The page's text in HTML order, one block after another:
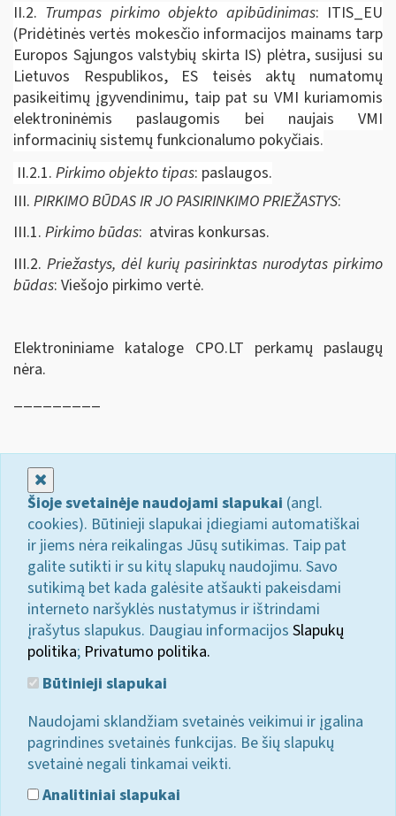
II.2. Trumpas pirkimo objekto apibūdinimas: ITIS_EU
(Pridėtinės vertės mokesčio informacijos mainams tarp
Europos Sąjungos valstybių skirta IS) plėtra, susijusi su
Lietuvos Respublikos, ES teisės aktų numatomų
pasikeitimų įgyvendinimu, taip pat su VMI kuriamomis
elektroninėmis paslaugomis bei naujais VMI
informacinių sistemų funkcionalumo pokyčiais.
II.2.1. Pirkimo objekto tipas: paslaugos.
III. PIRKIMO BŪDAS IR JO PASIRINKIMO PRIEŽASTYS:
III.1. Pirkimo būdas: atviras konkursas.
III.2. Priežastys, dėl kurių pasirinktas nurodytas pirkimo
būdas: Viešojo pirkimo vertė.
Elektroniniame kataloge CPO.LT perkamų paslaugų
nėra.
_________
Šioje svetainėje naudojami slapukai (angl.
cookies). Būtinieji slapukai įdiegiami automatiškai
ir jiems nėra reikalingas Jūsų sutikimas. Taip pat
galite sutikti ir su kitų slapukų naudojimu. Savo
sutikimą bet kada galėsite atšaukti pakeisdami
interneto naršyklės nustatymus ir ištrindami
įrašytus slapukus. Daugiau informacijos Slapukų
politika; Privatumo politika.
Būtinieji slapukai
Naudojami sklandžiam svetainės veikimui ir įgalina
pagrindines svetainės funkcijas. Be šių slapukų
svetainė negali tinkamai veikti.
Analitiniai slapukai